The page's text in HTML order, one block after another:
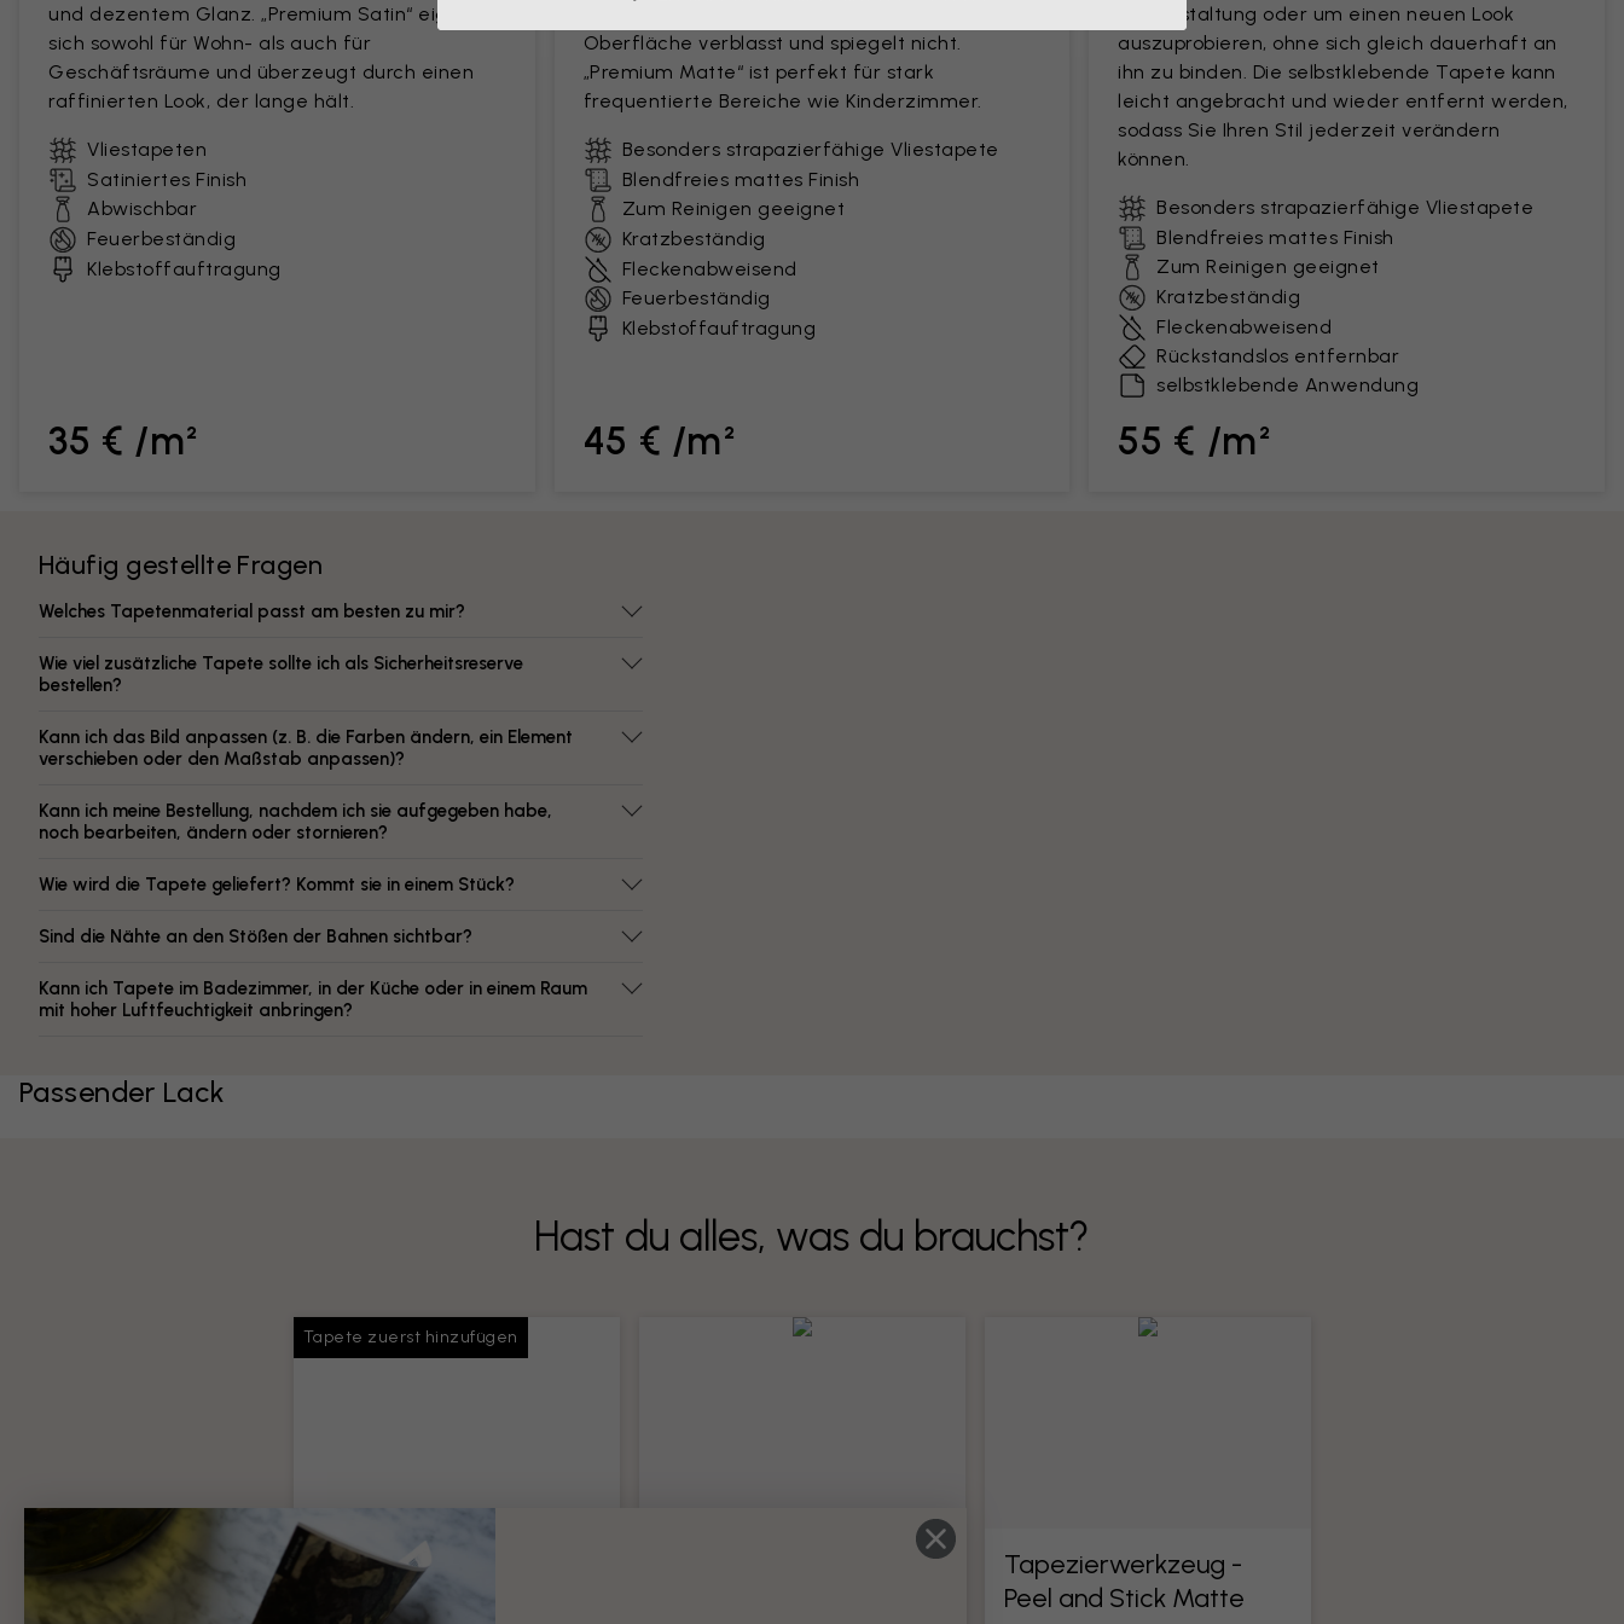
und dezentem Glanz. „Premium Satin“ eignet
sich sowohl für Wohn- als auch für
Geschäftsräume und überzeugt durch einen
raffinierten Look, der lange hält.
Vliestapeten
Satiniertes Finish
Abwischbar
Feuerbeständig
Klebstoffauftragung
35 € /m²
Oberfläche verblasst und spiegelt nicht.
„Premium Matte“ ist perfekt für stark
frequentierte Bereiche wie Kinderzimmer.
Besonders strapazierfähige Vliestapete
Blendfreies mattes Finish
Zum Reinigen geeignet
Kratzbeständig
Fleckenabweisend
Feuerbeständig
Klebstoffauftragung
45 € /m²
Neugestaltung oder um einen neuen Look
auszuprobieren, ohne sich gleich dauerhaft an
ihn zu binden. Die selbstklebende Tapete kann
leicht angebracht und wieder entfernt werden,
sodass Sie Ihren Stil jederzeit verändern
können.
Besonders strapazierfähige Vliestapete
Blendfreies mattes Finish
Zum Reinigen geeignet
Kratzbeständig
Fleckenabweisend
Rückstandslos entfernbar
selbstklebende Anwendung
55 € /m²
Häufig gestellte Fragen
Welches Tapetenmaterial passt am besten zu mir?
Wie viel zusätzliche Tapete sollte ich als Sicherheitsreserve
bestellen?
Kann ich das Bild anpassen (z. B. die Farben ändern, ein Element
verschieben oder den Maßstab anpassen)?
Kann ich meine Bestellung, nachdem ich sie aufgegeben habe,
noch bearbeiten, ändern oder stornieren?
Wie wird die Tapete geliefert? Kommt sie in einem Stück?
Sind die Nähte an den Stößen der Bahnen sichtbar?
Kann ich Tapete im Badezimmer, in der Küche oder in einem Raum
mit hoher Luftfeuchtigkeit anbringen?
Passender Lack
Hast du alles, was du brauchst?
Tapete zuerst hinzufügen
Tapeten-Kleister
Ausreichend Klebstoff für Ihre
Tapezierwerkzeug -
Peel and Stick Matte